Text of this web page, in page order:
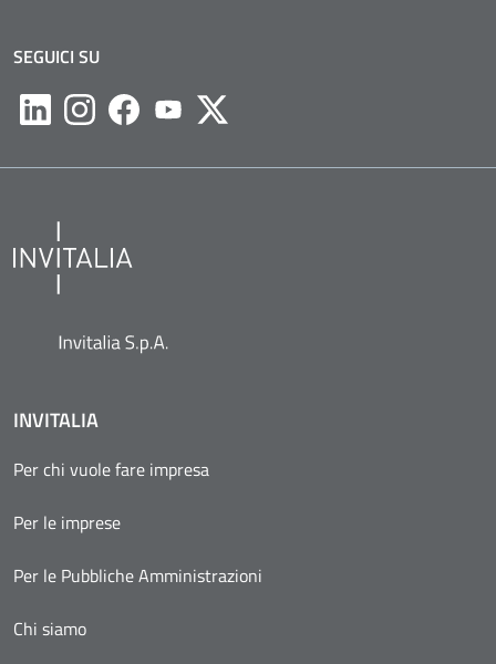
SEGUICI SU
LikedinInstagramFacebookYoutubeTwitter
INVITALIA
Per chi vuole fare impresa
Per le imprese
Per le Pubbliche Amministrazioni
Chi siamo